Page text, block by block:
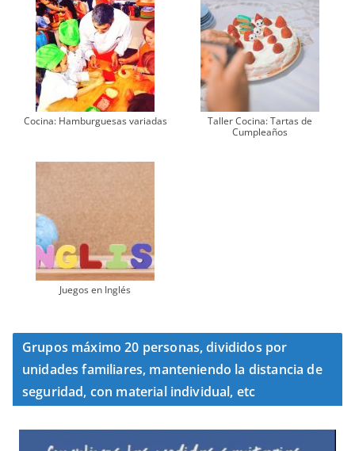
Cocina: Hamburguesas variadas
Taller Cocina: Tartas de
Cumpleaños
Juegos en Inglés
Grupos máximo 20 personas, divididos por
unidades familiares, manteniendo la distancia de
seguridad, con material individual, etc